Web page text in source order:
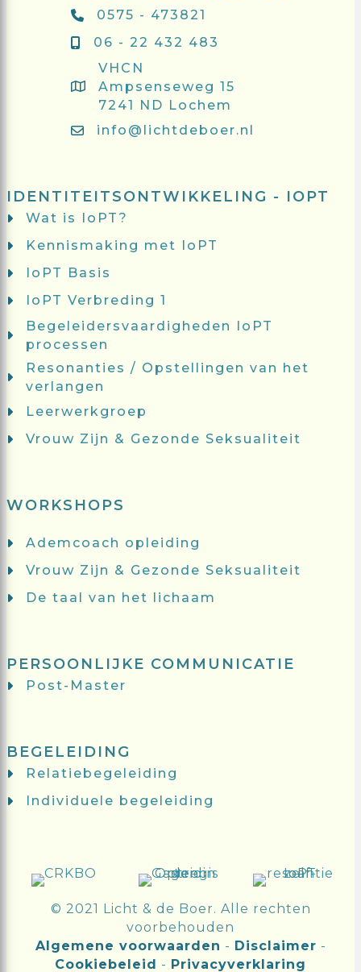
0575 - 473821
06 - 22 432 483
VHCN
Ampsenseweg 15
7241 ND Lochem
info@lichtdeboer.nl
IDENTITEITSONTWIKKELING - IOPT
Wat is IoPT?
Kennismaking met IoPT
IoPT Basis
IoPT Verbreding 1
Begeleidersvaardigheden IoPT
processen
Resonanties / Opstellingen van het
verlangen
Leerwerkgroep
Vrouw Zijn & Gezonde Seksualiteit
WORKSHOPS
Ademcoach opleiding
Vrouw Zijn & Gezonde Seksualiteit
De taal van het lichaam
PERSOONLIJKE COMMUNICATIE
Post-Master
BEGELEIDING
Relatiebegeleiding
Individuele begeleiding
© 2021 Licht & de Boer. Alle rechten
voorbehouden
Algemene voorwaarden - Disclaimer -
Cookiebeleid - Privacyverklaring